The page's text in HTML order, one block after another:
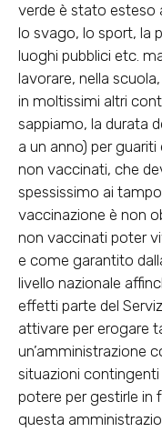
verde è stato esteso
lo svago, lo sport, la
luoghi pubblici etc.
lavorare, nella
in moltissimi altri
sappiamo, la durata
a un anno) per
non vaccinati, che
spessissimo ai
vaccinazione è non
non vaccinati poter
e come garantito
livello nazionale
effetti parte del
attivare per erogare
un’amministrazione
situazioni
potere per gestirle in
questa